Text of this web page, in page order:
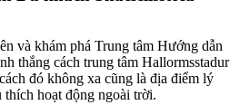
và khám phá Trung tâm Hướng dẫn
thắng cách trung tâm Hallormsstadur
đó không xa cũng là địa điểm lý
hoạt động ngoài trời.